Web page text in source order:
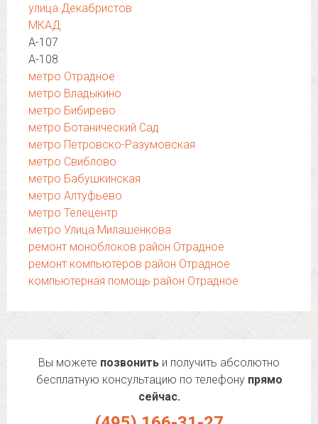
улица Декабристов
МКАД
А-107
А-108
метро Отрадное
метро Владыкино
метро Бибирево
метро Ботанический Сад
метро Петровско-Разумовская
метро Свиблово
метро Бабушкинская
метро Алтуфьево
метро Телецентр
метро Улица Милашенкова
ремонт моноблоков район Отрадное
ремонт компьютеров район Отрадное
компьютерная помощь район Отрадное
Вы можете позвонить и получить абсолютно
бесплатную консультацию по телефону прямо
сейчас.